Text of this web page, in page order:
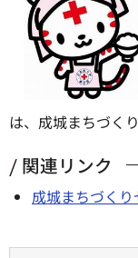
は、成城まちづく
関連リンク
成城まちづく